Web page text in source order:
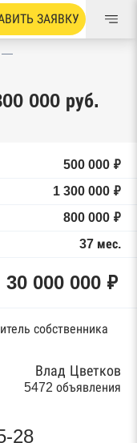
ЗАЯВКУ
—
000 руб.
500 000 ₽
1 300 000 ₽
800 000 ₽
37 мес.
30 000 000 ₽
собственника
Влад Цветков
5472 объявления
28